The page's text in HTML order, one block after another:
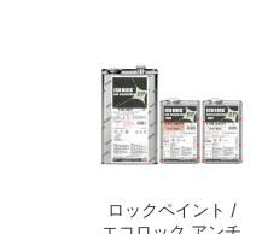
ロックペイント /